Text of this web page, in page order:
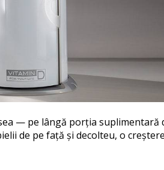
— pe lângă porția
de pe față și decolteu, o